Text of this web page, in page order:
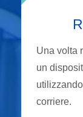
Una volta
un
corriere.